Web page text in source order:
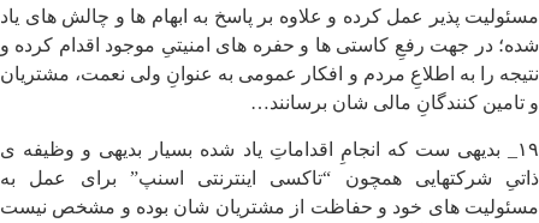
مسئولیت پذیر عمل کرده و علاوه بر پاسخ به ابهام ها و چالش های یاد
شده؛ در جهت رفعِ کاستی ها و حفره های امنیتیِ موجود اقدام کرده و
نتیجه را به اطلاعِ مردم و افکار عمومی به عنوانِ ولی نعمت، مشتریان
و تامین کنندگانِ مالی شان برسانند…
۱۹_ بدیهی ست که انجامِ اقداماتِ یاد شده بسیار بدیهی و وظیفه ی
ذاتیِ شرکتهایی همچون “تاکسی اینترنتی اسنپ” برای عمل به
مسئولیت های خود و حفاظت از مشتریان شان بوده و مشخص نیست